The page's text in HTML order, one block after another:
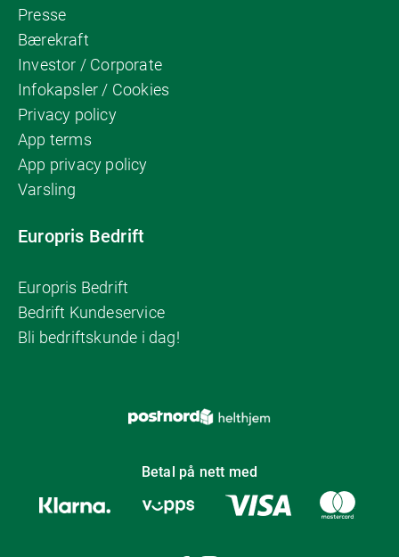
Presse
Bærekraft
Investor / Corporate
Infokapsler / Cookies
Privacy policy
App terms
App privacy policy
Varsling
Europris Bedrift
Europris Bedrift
Bedrift Kundeservice
Bli bedriftskunde i dag!
Betal på nett med